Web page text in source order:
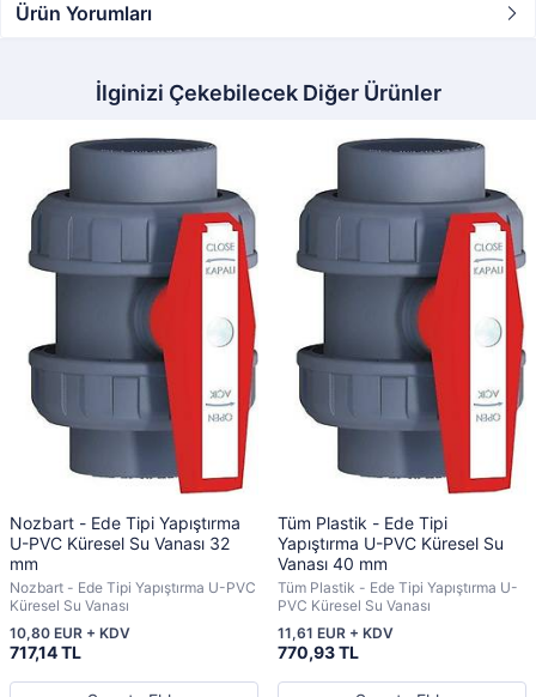
Ürün Yorumları
İlginizi Çekebilecek Diğer Ürünler
Nozbart - Ede Tipi Yapıştırma
U-PVC Küresel Su Vanası 32
mm
Nozbart - Ede Tipi Yapıştırma U-PVC
Küresel Su Vanası
717,14 TL
10,80 EUR + KDV
Tüm Plastik - Ede Tipi
Yapıştırma U-PVC Küresel Su
Vanası 40 mm
Tüm Plastik - Ede Tipi Yapıştırma U-
PVC Küresel Su Vanası
770,93 TL
11,61 EUR + KDV